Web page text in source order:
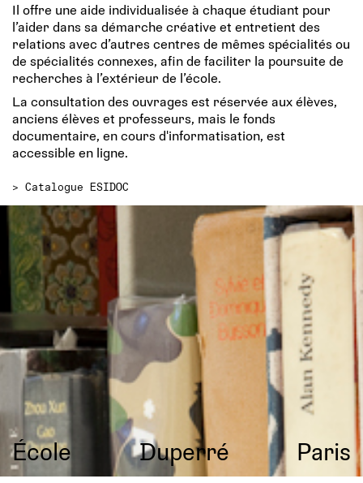
Il offre une aide individualisée à chaque étudiant pour
l’aider dans sa démarche créative et entretient des
relations avec d’autres centres de mêmes spécialités ou
de spécialités connexes, afin de faciliter la poursuite de
recherches à l’extérieur de l’école.
La consultation des ouvrages est réservée aux élèves,
anciens élèves et professeurs, mais le fonds
documentaire, en cours d'informatisation, est
accessible en ligne.
> Catalogue ESIDOC
École Duperré Paris